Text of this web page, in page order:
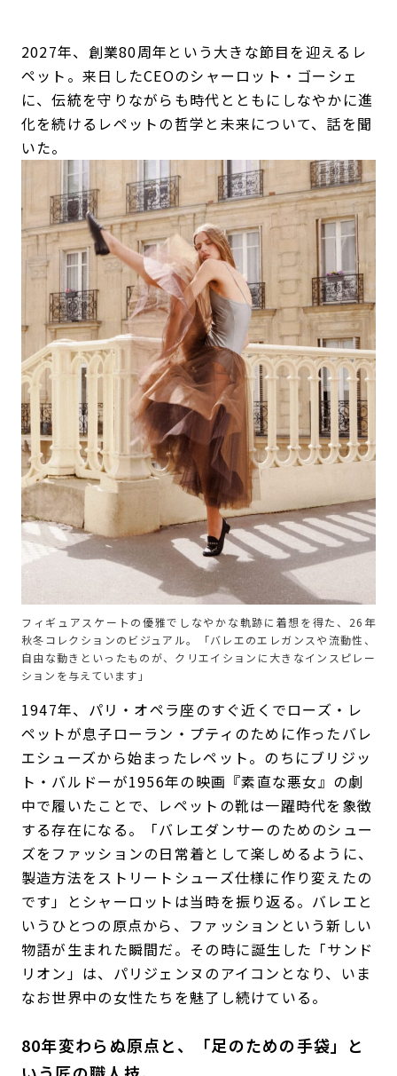
2027年、創業80周年という大きな節目を迎えるレ
ペット。来日したCEOのシャーロット・ゴーシェ
に、伝統を守りながらも時代とともにしなやかに進
化を続けるレペットの哲学と未来について、話を聞
いた。
フィギュアスケートの優雅でしなやかな軌跡に着想を得た、26年
秋冬コレクションのビジュアル。「バレエのエレガンスや流動性、
自由な動きといったものが、クリエイションに大きなインスピレー
ションを与えています」
1947年、パリ・オペラ座のすぐ近くでローズ・レ
ペットが息子ローラン・プティのために作ったバレ
エシューズから始まったレペット。のちにブリジッ
ト・バルドーが1956年の映画『素直な悪女』の劇
中で履いたことで、レペットの靴は一躍時代を象徴
する存在になる。「バレエダンサーのためのシュー
ズをファッションの日常着として楽しめるように、
製造方法をストリートシューズ仕様に作り変えたの
です」とシャーロットは当時を振り返る。バレエと
いうひとつの原点から、ファッションという新しい
物語が生まれた瞬間だ。その時に誕生した「サンド
リオン」は、パリジェンヌのアイコンとなり、いま
なお世界中の女性たちを魅了し続けている。
80年変わらぬ原点と、「足のための手袋」と